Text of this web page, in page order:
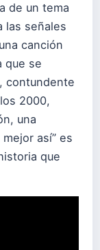
de un tema
las señales
canción
que se
contundente
2000,
una
así” es
que